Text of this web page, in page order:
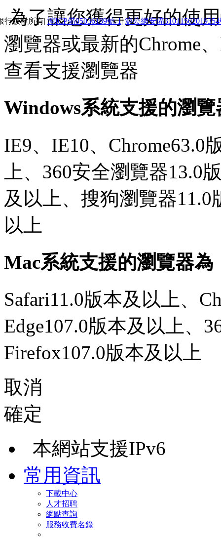
為了讓您獲得更好的使
瀏覽器或最新的Chrome
查看支援瀏覽器
Windows系統支援的瀏覽
IE9、IE10、Chrome63.0
上、360安全瀏覽器13.0
及以上、搜狗瀏覽器
以上
Mac系統支援的瀏覽器為
Safari11.0版本及以上、
Edge107.0版本及以上、
Firefox107.0版本及以上
取消
確定
本網站支援IPv6
常用資訊
下載中心
人才招聘
網點查詢
服務收費名錄
行版權所有| 滬ICP備05036189號-1|滬公網安備